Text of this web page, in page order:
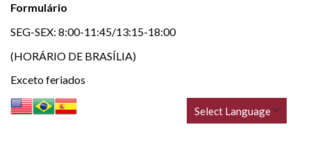
Formulário
SEG-SEX: 8:00-11:45/13:15-18:00
(HORÁRIO DE BRASÍLIA)
Exceto feriados